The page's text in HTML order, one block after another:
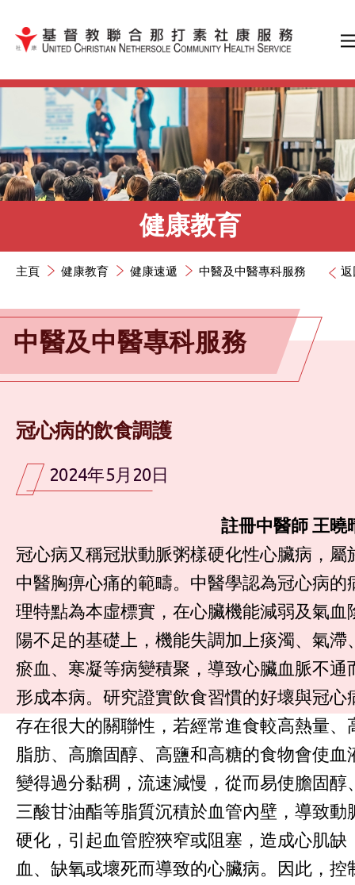
跳到內容（按輸入鍵）
健康教育
返
主頁 健康教育 健康速遞 中醫及中醫專科服務
中醫及中醫專科服務
冠心病的飲食調護
2024年5月20日
註冊中醫師 王曉
冠心病又稱冠狀動脈粥樣硬化性心臟病，屬
中醫胸痹心痛的範疇。中醫學認為冠心病的
理特點為本虛標實，在心臟機能減弱及氣血
陽不足的基礎上，機能失調加上痰濁、氣滯
瘀血、寒凝等病變積聚，導致心臟血脈不通
形成本病。研究證實飲食習慣的好壞與冠心
存在很大的關聯性，若經常進食較高熱量、
脂肪、高膽固醇、高鹽和高糖的食物會使血
變得過分黏稠，流速減慢，從而易使膽固醇
三酸甘油酯等脂質沉積於血管內壁，導致動
硬化，引起血管腔狹窄或阻塞，造成心肌缺
血、缺氧或壞死而導致的心臟病。因此，控